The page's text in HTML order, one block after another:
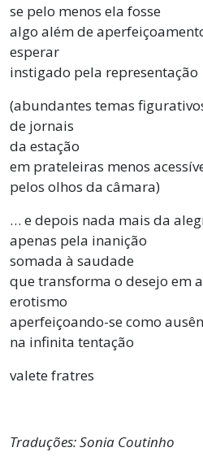
se pelo menos ela fosse
algo além de
esperar
instigado pela representação
(abundantes temas
de jornais
da estação
em prateleiras menos
pelos olhos da câmara)
… e depois nada mais da
apenas pela inanição
somada à saudade
que transforma o desejo em
erotismo
aperfeiçoando-se como
na infinita tentação
valete fratres
Traduções: Sonia Coutinho